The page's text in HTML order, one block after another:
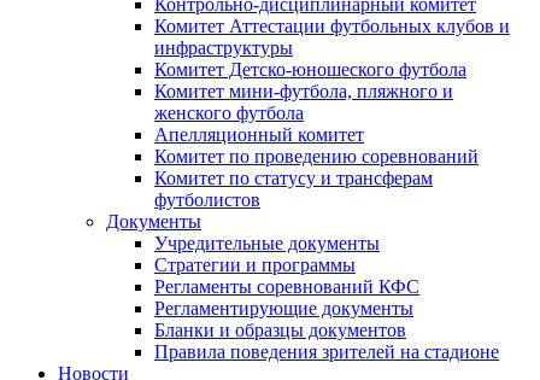
Контрольно-дисциплинарный комитет
Комитет Аттестации футбольных клубов и
инфраструктуры
Комитет Детско-юношеского футбола
Комитет мини-футбола, пляжного и
женского футбола
Апелляционный комитет
Комитет по проведению соревнований
Комитет по статусу и трансферам
футболистов
Документы
Учредительные документы
Стратегии и программы
Регламенты соревнований КФС
Регламентирующие документы
Бланки и образцы документов
Правила поведения зрителей на стадионе
Новости